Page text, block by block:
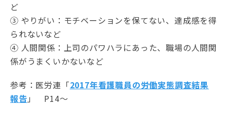
ど
③ やりがい：モチベーションを保てない、達成感を得
られないなど
④ 人間関係：上司のパワハラにあった、職場の人間関
係がうまくいかないなど
参考：医労連「2017年看護職員の労働実態調査結果
報告 」 P14～